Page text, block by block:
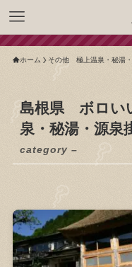
ホーム その他 極上温泉・秘湯
島根県 ボロい
泉・秘湯・源泉
category –